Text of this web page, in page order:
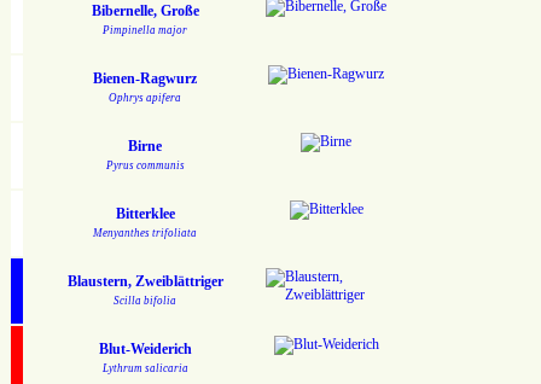
Bibernelle, Große
Pimpinella major
Bienen-Ragwurz
Ophrys apifera
Birne
Pyrus communis
Bitterklee
Menyanthes trifoliata
Blaustern, Zweiblättriger
Scilla bifolia
Blut-Weiderich
Lythrum salicaria